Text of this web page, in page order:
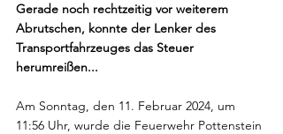
Gerade noch rechtzeitig vor weiterem
Abrutschen, konnte der Lenker des
Transportfahrzeuges das Steuer
herumreißen...
Am Sonntag, den 11. Februar 2024, um
11:56 Uhr, wurde die Feuerwehr Pottenstein